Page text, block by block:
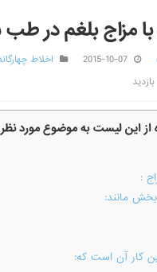
با مزاج بلغم در
2015-10-07 اخلاط
از این لیست به موضوع مورد
:
مانند:
کار آن است که: